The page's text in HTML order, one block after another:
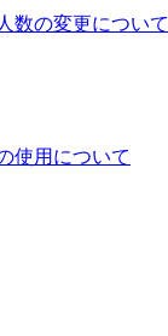
数の変更について
使用について